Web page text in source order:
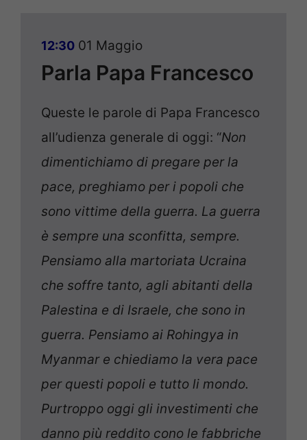
12:30 01 Maggio
Parla Papa Francesco
Queste le parole di Papa Francesco
all’udienza generale di oggi: “Non
dimentichiamo di pregare per la
pace, preghiamo per i popoli che
sono vittime della guerra. La guerra
è sempre una sconfitta, sempre.
Pensiamo alla martoriata Ucraina
che soffre tanto, agli abitanti della
Palestina e di Israele, che sono in
guerra. Pensiamo ai Rohingya in
Myanmar e chiediamo la vera pace
per questi popoli e tutto li mondo.
Purtroppo oggi gli investimenti che
danno più reddito cono le fabbriche